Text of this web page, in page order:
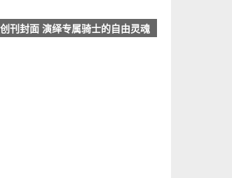
刊封面 演绎专属骑士的自由灵魂